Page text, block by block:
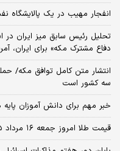
انفجار مهیب در یک پالایشگاه
تحلیل رئیس سابق میز ایران در
دفاع مشترک مکه» برای ایران،
انتشار متن کامل توافق مکه/
سه کشور است
خبر مهم برای دانش آموزان
قیمت طلا امروز جمعه ۱۶ مرداد ۱۴۰۵/ افزایش قیمت طلا